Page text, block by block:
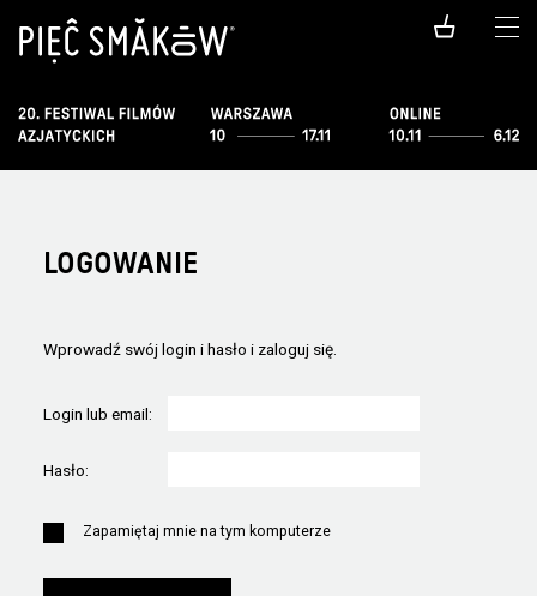
LOGOWANIE
Wprowadź swój login i hasło i zaloguj się.
Login lub email:
Hasło:
Zapamiętaj mnie na tym komputerze